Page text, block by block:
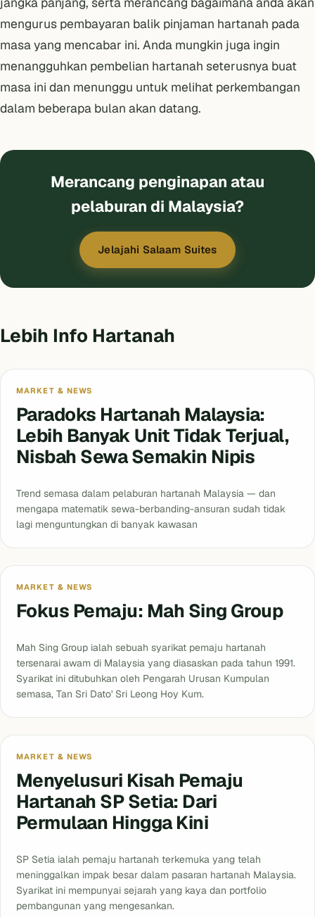
mengurus pembayaran balik pinjaman hartanah pada
masa yang mencabar ini. Anda mungkin juga ingin
menangguhkan pembelian hartanah seterusnya buat
masa ini dan menunggu untuk melihat perkembangan
dalam beberapa bulan akan datang.
Merancang penginapan atau
pelaburan di Malaysia?
Jelajahi Salaam Suites
Lebih Info Hartanah
MARKET & NEWS
Paradoks Hartanah Malaysia:
Lebih Banyak Unit Tidak Terjual,
Nisbah Sewa Semakin Nipis
Trend semasa dalam pelaburan hartanah Malaysia — dan
mengapa matematik sewa-berbanding-ansuran sudah tidak
lagi menguntungkan di banyak kawasan
MARKET & NEWS
Fokus Pemaju: Mah Sing Group
Mah Sing Group ialah sebuah syarikat pemaju hartanah
tersenarai awam di Malaysia yang diasaskan pada tahun 1991.
Syarikat ini ditubuhkan oleh Pengarah Urusan Kumpulan
semasa, Tan Sri Dato' Sri Leong Hoy Kum.
MARKET & NEWS
Menyelusuri Kisah Pemaju
Hartanah SP Setia: Dari
Permulaan Hingga Kini
SP Setia ialah pemaju hartanah terkemuka yang telah
meninggalkan impak besar dalam pasaran hartanah Malaysia.
Syarikat ini mempunyai sejarah yang kaya dan portfolio
pembangunan yang mengesankan.